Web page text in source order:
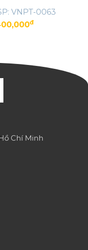
ECC UDIMM
VNPT-0063
đ
Chí Minh